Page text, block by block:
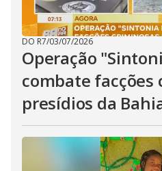
DO R7/03/07/2026
Operação
combate facções
presídios da